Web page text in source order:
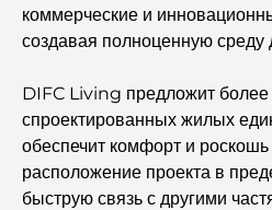
Лучшие индийские
путешествие.
Откройте для себя
Джумейра: прогулка среди
видов.
Лучшие районы Дубая для
коммерческие и
создавая полноценную
DIFC Living предложит более
спроектированных жилых
обеспечит комфорт и роскошь
расположение проекта в
быструю связь с другими